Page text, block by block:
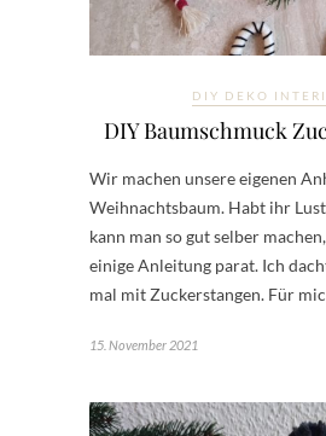
DIY DEKO
DIY Baumschmuck
Wir machen unsere eigenen
Weihnachtsbaum. Habt ihr
kann man so gut selber
einige Anleitung parat. Ich
mal mit Zuckerstangen. Für
15. November 2021